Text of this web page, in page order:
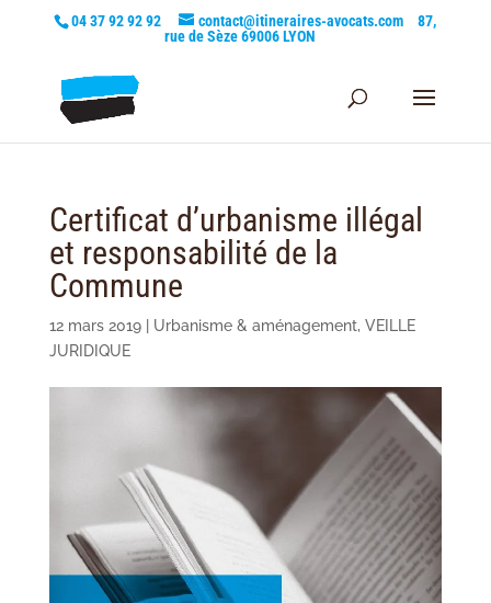
04 37 92 92 92 contact@itineraires-avocats.com
87,
rue de Sèze 69006 LYON
Certificat d’urbanisme illégal
et responsabilité de la
Commune
12 mars 2019| Urbanisme & aménagement, VEILLE
JURIDIQUE